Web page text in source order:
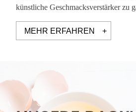
künstliche Geschmacksverstärker zu
MEHR ERFAHREN